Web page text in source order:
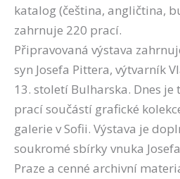
katalog (čeština, angličtina,
zahrnuje 220 prací.
Připravovaná výstava
syn Josefa Pittera, výtvarník
13. století Bulharska. Dnes je
prací součástí grafické
galerie v Sofii. Výstava je
soukromé sbírky vnuka
Praze a cenné archivní